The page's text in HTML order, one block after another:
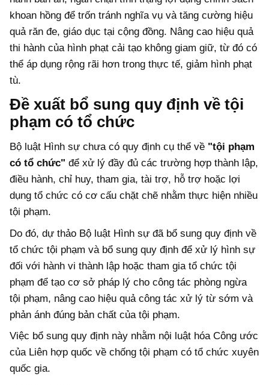
khoan hồng để trốn tránh nghĩa vụ và tăng cường hiệu
quả răn đe, giáo dục tại cộng đồng. Nâng cao hiệu quả
thi hành của hình phạt cải tạo không giam giữ, từ đó có
thể áp dụng rộng rãi hơn trong thực tế, giảm hình phạt
tù.
Đề xuất bổ sung quy định về tội
phạm có tổ chức
Bộ luật Hình sự chưa có quy định cụ thể về "tội phạm
có tổ chức" để xử lý đầy đủ các trường hợp thành lập,
điều hành, chỉ huy, tham gia, tài trợ, hỗ trợ hoặc lợi
dụng tổ chức có cơ cấu chặt chẽ nhằm thực hiện nhiều
tội phạm.
Do đó, dự thảo Bộ luật Hình sự đã bổ sung quy định về
tổ chức tội phạm và bổ sung quy định để xử lý hình sự
đối với hành vi thành lập hoặc tham gia tổ chức tội
phạm để tạo cơ sở pháp lý cho công tác phòng ngừa
tội phạm, nâng cao hiệu quả công tác xử lý từ sớm và
phản ánh đúng bản chất của tội phạm.
Việc bổ sung quy định này nhằm nội luật hóa Công ước
của Liên hợp quốc về chống tội phạm có tổ chức xuyên
quốc gia.